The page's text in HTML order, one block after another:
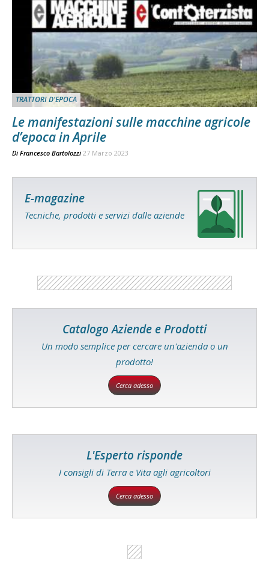
TRATTORI D'EPOCA
Le manifestazioni sulle macchine agricole
d’epoca in Aprile
Di Francesco Bartolozzi 27 Marzo 2023
E-magazine
Tecniche, prodotti e servizi dalle aziende
Catalogo Aziende e Prodotti
Un modo semplice per cercare un'azienda o un
prodotto!
Cerca adesso
L'Esperto risponde
I consigli di Terra e Vita agli agricoltori
Cerca adesso